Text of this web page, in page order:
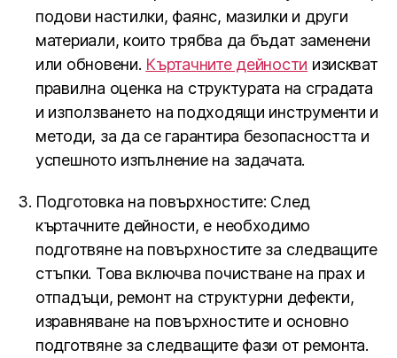
подови настилки, фаянс, мазилки и други
материали, които трябва да бъдат заменени
или обновени. Къртачните дейности изискват
правилна оценка на структурата на сградата
и използването на подходящи инструменти и
методи, за да се гарантира безопасността и
успешното изпълнение на задачата.
Подготовка на повърхностите: След
къртачните дейности, е необходимо
подготвяне на повърхностите за следващите
стъпки. Това включва почистване на прах и
отпадъци, ремонт на структурни дефекти,
изравняване на повърхностите и основно
подготвяне за следващите фази от ремонта.